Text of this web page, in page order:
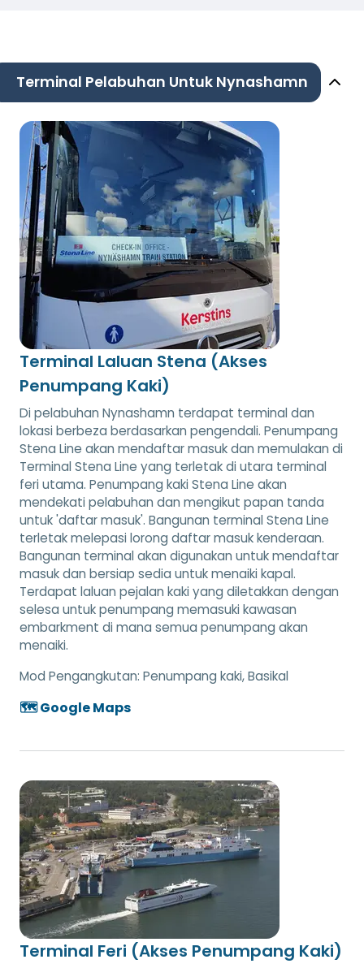
Terminal Pelabuhan Untuk Nynashamn
Terminal Laluan Stena (Akses
Penumpang Kaki)
Di pelabuhan Nynashamn terdapat terminal dan
lokasi berbeza berdasarkan pengendali. Penumpang
Stena Line akan mendaftar masuk dan memulakan di
Terminal Stena Line yang terletak di utara terminal
feri utama. Penumpang kaki Stena Line akan
mendekati pelabuhan dan mengikut papan tanda
untuk 'daftar masuk'. Bangunan terminal Stena Line
terletak melepasi lorong daftar masuk kenderaan.
Bangunan terminal akan digunakan untuk mendaftar
masuk dan bersiap sedia untuk menaiki kapal.
Terdapat laluan pejalan kaki yang diletakkan dengan
selesa untuk penumpang memasuki kawasan
embarkment di mana semua penumpang akan
menaiki.
Mod Pengangkutan: Penumpang kaki, Basikal
🗺️ Google Maps
Terminal Feri (Akses Penumpang Kaki)